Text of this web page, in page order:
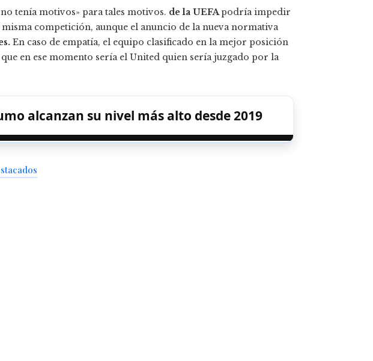
tenía motivos» para tales motivos. de la UEFApodría impedir
competición, aunque el anuncio de la nueva normativa
En caso de empatía, el equipo clasificado en la mejor posición
en ese momento sería el United quien sería juzgado por la
alcanzan su nivel más alto desde 2019